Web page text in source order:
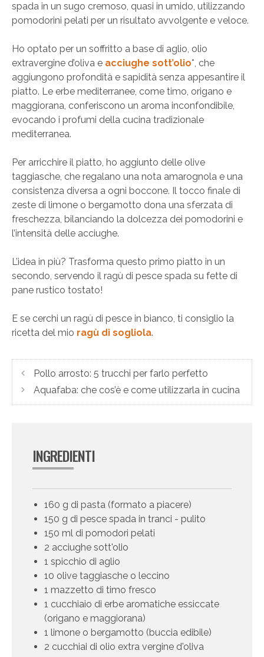
spada in un sugo cremoso, quasi in umido, utilizzando
pomodorini pelati per un risultato avvolgente e veloce.
Ho optato per un soffritto a base di aglio, olio
extravergine d’oliva e acciughe sott’olio*, che
aggiungono profondità e sapidità senza appesantire il
piatto. Le erbe mediterranee, come timo, origano e
maggiorana, conferiscono un aroma inconfondibile,
evocando i profumi della cucina tradizionale
mediterranea.
Per arricchire il piatto, ho aggiunto delle olive
taggiasche, che regalano una nota amarognola e una
consistenza diversa a ogni boccone. Il tocco finale di
zeste di limone o bergamotto dona una sferzata di
freschezza, bilanciando la dolcezza dei pomodorini e
l’intensità delle acciughe.
L’idea in più? Trasforma questo primo piatto in un
secondo, servendo il ragù di pesce spada su fette di
pane rustico tostato!
E se cerchi un ragù di pesce in bianco, ti consiglio la
ricetta del mio ragù di sogliola.
Pollo arrosto: 5 trucchi per farlo perfetto
Aquafaba: che cos’è e come utilizzarla in cucina
INGREDIENTI
160 g di pasta (formato a piacere)
150 g di pesce spada in tranci - pulito
150 ml di pomodori pelati
2 acciughe sott'olio
1 spicchio di aglio
10 olive taggiasche o leccino
1 mazzetto di timo fresco
1 cucchiaio di erbe aromatiche essiccate
(origano e maggiorana)
1 limone o bergamotto (buccia edibile)
2 cucchiai di olio extra vergine d'oliva